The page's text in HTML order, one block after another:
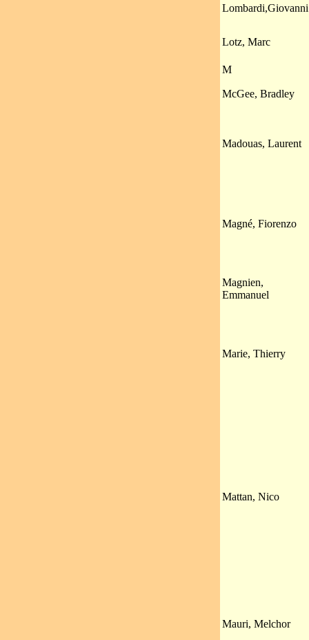
Lombardi,Giovanni
Lotz, Marc
M
McGee, Bradley
Madouas, Laurent
Magné, Fiorenzo
Magnien,
Emmanuel
Marie, Thierry
Mattan, Nico
Mauri, Melchor